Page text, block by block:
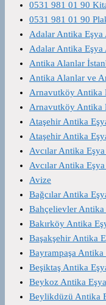
0531 981 01 90
0531 981 01 90
Adalar Antika Eşya
Adalar Antika Eşya
Antika Alanlar
Antika Alanlar ve
Arnavutköy Antika
Arnavutköy Antika
Ataşehir Antika
Ataşehir Antika
Avcılar Antika
Avcılar Antika
Avize
Bağcılar Antika
Bahçelievler Antika
Bakırköy Antika
Başakşehir Antika
Bayrampaşa Antika
Beşiktaş Antika
Beykoz Antika
Beylikdüzü Antika